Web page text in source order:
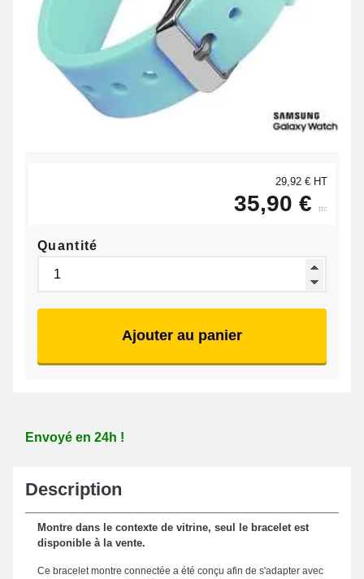
29,92 € HT
35,90 € ttc
Quantité
Ajouter au panier
Envoyé en 24h !
Description
Montre dans le contexte de vitrine, seul le bracelet est
disponible à la vente.
Ce bracelet montre connectée a été conçu afin de s'adapter avec